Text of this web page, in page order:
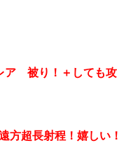
被り！＋しても攻
超長射程！嬉しい ！